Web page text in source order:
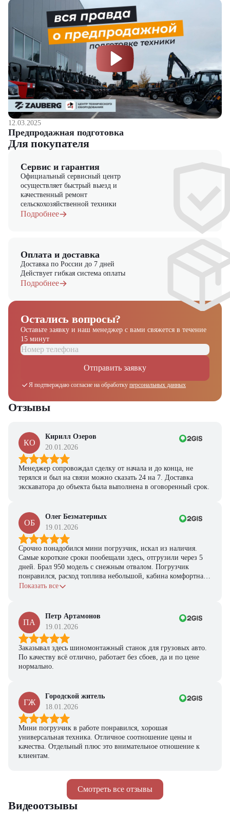
12.03.2025
Предпродажная подготовка
Для покупателя
Сервис и гарантия
Официальный сервисный центр
осуществляет быстрый выезд и
качественный ремонт
сельскохозяйственной техники
Подробнее
Оплата и доставка
Доставка по России до 7 дней
Действует гибкая система оплаты
Подробнее
Остались вопросы?
Оставьте заявку и наш менеджер с вами свяжется в течение
15 минут
Отправить заявку
Я подтверждаю согласие на обработку персональных данных
Смотреть все отзывы
Отзывы
КО
Кирилл Озеров
20.01.2026
Менеджер сопровождал сделку от начала и до конца, не
терялся и был на связи можно сказать 24 на 7. Доставка
экскаватора до объекта была выполнена в оговоренный срок.
ОБ
Олег Безматерных
19.01.2026
Срочно понадобился мини погрузчик, искал из наличия.
Самые короткие сроки пообещали здесь, отгрузили через 5
дней. Брал 950 модель с снежным отвалом. Погрузчик
понравился, расход топлива небольшой, кабина комфортная,
с задачами справляется.
Показать все
ПА
Петр Артамонов
19.01.2026
Заказывал здесь шиномонтажный станок для грузовых авто.
По качеству всё отлично, работает без сбоев, да и по цене
нормально.
ГЖ
Городской житель
18.01.2026
Мини погрузчик в работе понравился, хорошая
универсальная техника. Отличное соотношение цены и
качества. Отдельный плюс это внимательное отношение к
клиентам.
Видеоотзывы
Получите выгодное
предложение на спецтехнику
из наличия!
Ответьте на несколько вопросов — мы предоставим
Получить предложение